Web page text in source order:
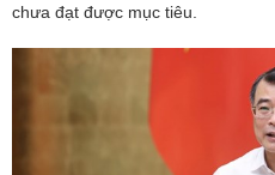
chưa đạt được mục tiêu.